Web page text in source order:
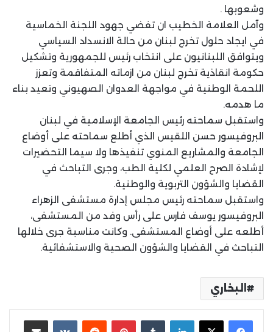
وشعوبها .
وآمل العلامة الخطيب ان تفضي جهود اللجنة الخماسية
في ايجاد حلول تخرج لبنان من حالة الانسداد السياسي
ويتوافق اللبنانيون على انتخاب رئيس للجمهورية وتشكيل
حكومة انقاذية تخرج لبنان من ازماته المتفاقمة وتعزز
اللحمة الوطنية في مواجهة العدوان الصهيوني وتعيد بناء
ما هدمه.
واستقبل سماحته رئيس الجامعة الإسلامية في لبنان
البروفيسور حسن اللقيس الذي أطلع سماحته على أوضاع
الجامعة والمشاريع المنوي تنفيذها ولا سيما التحضيرات
لإشادة الصرح العلمي لكلية الطب، وجرى التباحث في
القضايا والشؤون التربوية والوطنية.
واستقبل سماحته رئيس مجلس إدارة مستشفى الزهراء
البروفيسور يوسف فارس على رأس وفد من المستشفى،
أطلعه على أوضاع المستشفى. وكانت مناسبة جرى خلالها
التباحث في القضايا والشؤون الصحية والاستشفائية.
البخاري
لينكدإن بينتيريست مشاركة عبر البريد